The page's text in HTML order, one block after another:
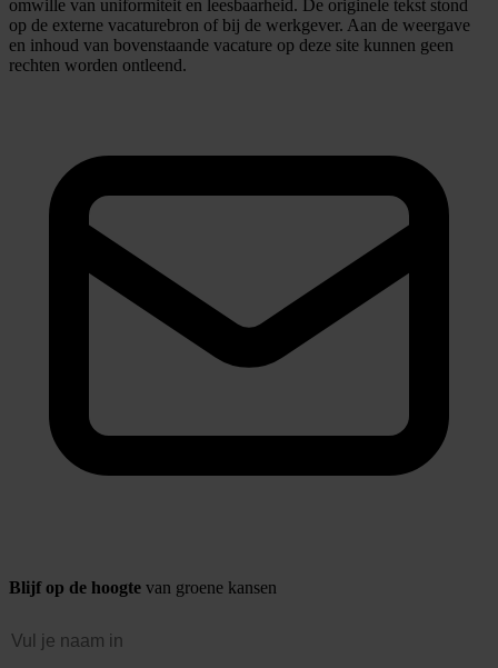
omwille van uniformiteit en leesbaarheid. De originele tekst stond
op de externe vacaturebron of bij de werkgever. Aan de weergave
en inhoud van bovenstaande vacature op deze site kunnen geen
rechten worden ontleend.
Blijf op de hoogte van groene kansen